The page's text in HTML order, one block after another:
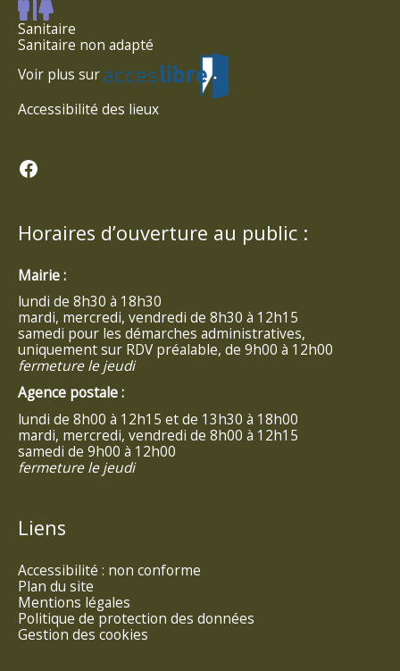
Sanitaire
Sanitaire non adapté
Voir plus sur
Accessibilité des lieux
Facebook
Horaires d’ouverture au public :
Mairie :
lundi de 8h30 à 18h30
mardi, mercredi, vendredi de 8h30 à 12h15
samedi pour les démarches administratives,
uniquement sur RDV préalable, de 9h00 à 12h00
fermeture le jeudi
Agence postale :
lundi de 8h00 à 12h15 et de 13h30 à 18h00
mardi, mercredi, vendredi de 8h00 à 12h15
samedi de 9h00 à 12h00
fermeture le jeudi
Liens
Accessibilité : non conforme
Plan du site
Mentions légales
Politique de protection des données
Gestion des cookies